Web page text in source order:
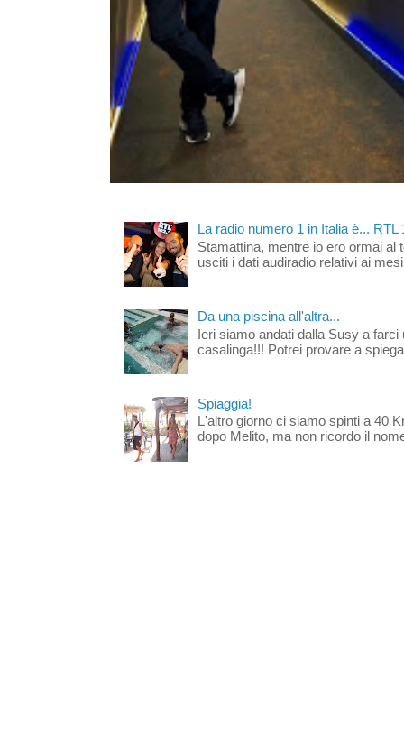
La radio numero 1 in Italia è... RTL
Stamattina, mentre io ero ormai al
usciti i dati audiradio relativi ai
Da una piscina all'altra...
Ieri siamo andati dalla Susy a
casalinga!!! Potrei provare a
Spiaggia!
L'altro giorno ci siamo spinti a 40
dopo Melito, ma non ricordo il